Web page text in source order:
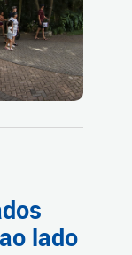
lado